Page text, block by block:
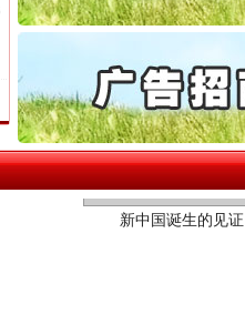
传销头目出狱后办书院暴力管教..
中方对6家美国实体采取反制措..
中国发起首例对外贸易国家安全..
官方通报西安赛格商场坠亡事件
从“无产可执”到“全额执行”
最高检抗诉的疑难复杂刑事案件
新中国诞生的见证